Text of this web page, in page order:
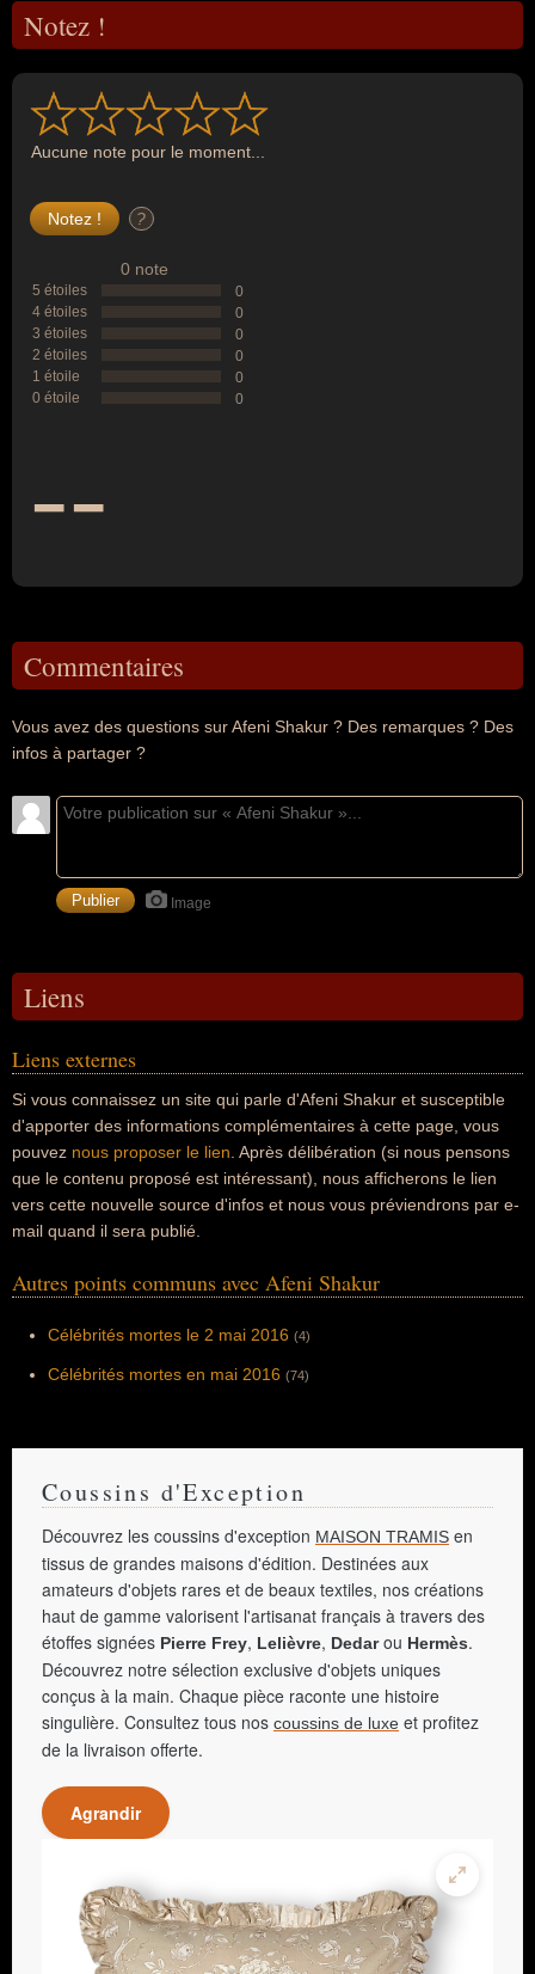
Notez !
Aucune note pour le moment...
?
0 note
5 étoiles
0
4 étoiles
0
3 étoiles
0
2 étoiles
0
1 étoile
0
0 étoile
0
--
Commentaires
Vous avez des questions sur Afeni Shakur ? Des remarques ? Des
infos à partager ?
Image
Liens
Liens externes
Si vous connaissez un site qui parle d'Afeni Shakur et susceptible
d'apporter des informations complémentaires à cette page, vous
pouvez nous proposer le lien . Après délibération (si nous pensons
que le contenu proposé est intéressant), nous afficherons le lien
vers cette nouvelle source d'infos et nous vous préviendrons par e-
mail quand il sera publié.
Autres points communs avec Afeni Shakur
Célébrités mortes le 2 mai 2016 (4)
Célébrités mortes en mai 2016 (74)
Coussins d'Exception
Découvrez les coussins d'exception MAISON TRAMIS en
tissus de grandes maisons d'édition. Destinées aux
amateurs d'objets rares et de beaux textiles, nos créations
haut de gamme valorisent l'artisanat français à travers des
étoffes signées Pierre Frey, Lelièvre, Dedarou Hermès.
Découvrez notre sélection exclusive d'objets uniques
conçus à la main. Chaque pièce raconte une histoire
singulière. Consultez tous nos coussins de luxe et profitez
de la livraison offerte.
Agrandir